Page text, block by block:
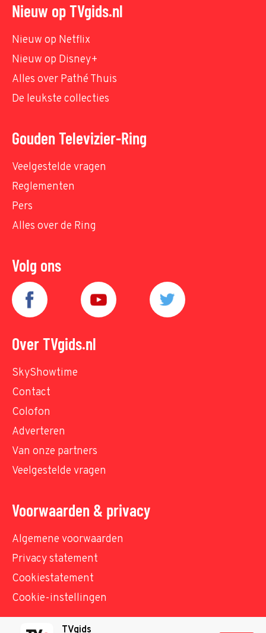
Nieuw op TVgids.nl
Nieuw op Netflix
Nieuw op Disney+
Alles over Pathé Thuis
De leukste collecties
Gouden Televizier-Ring
Veelgestelde vragen
Reglementen
Pers
Alles over de Ring
Volg ons
Over TVgids.nl
SkyShowtime
Contact
Colofon
Adverteren
Van onze partners
Veelgestelde vragen
Voorwaarden & privacy
Algemene voorwaarden
Privacy statement
Cookiestatement
Cookie-instellingen
TVgids